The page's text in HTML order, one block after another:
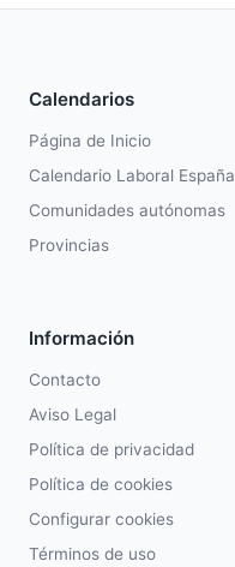
Calendarios
Página de Inicio
Calendario Laboral España
Comunidades autónomas
Provincias
Información
Contacto
Aviso Legal
Política de privacidad
Política de cookies
Configurar cookies
Términos de uso